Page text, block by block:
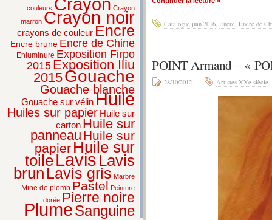
couleurs
Crayon
marron Crayon noir
crayons de couleur Encre
Encre brune Encre de Chine
Enluminure Exposition Firpo
2015 Exposition Iliu
2015Gouache
Gouache blanche
Gouache sur vélinHuile
Huiles sur papier Huile sur
carton Huile sur
panneau Huile sur
papier Huile sur
toileLavis Lavis
brun Lavis gris Marbre
Mine de plomb Pastel Peinture
dorée Pierre noire
PlumeSanguine
Catalogue juin 2016, Encre, Encre de
POINT Armand – «
28/10/2012 Artistes XXe siècle,